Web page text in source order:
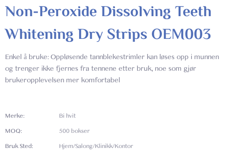
Non-Peroxide Dissolving Teeth
Whitening Dry Strips OEM003
Enkel å bruke: Oppløsende tannblekestrimler kan løses opp i munnen
og trenger ikke fjernes fra tennene etter bruk, noe som gjør
brukeropplevelsen mer komfortabel
Merke: Bi hvit
MOQ: 500 bokser
Bruk Sted: Hjem/Salong/Klinikk/Kontor